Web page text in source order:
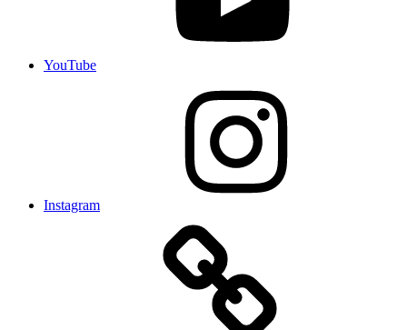
YouTube
Instagram